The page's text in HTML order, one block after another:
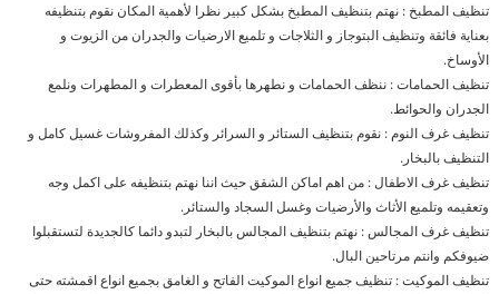
تنظيف المطبخ : نهتم بتنظيف المطبخ بشكل كبير نظرا لأهمية المكان نقوم بتنظيفه
بعناية فائقة وتنظيف البتوجاز و الثلاجات و تلميع الارضيات والجدران من الزيوت و
الأوساخ.
تنظيف الحمامات : ننظف الحمامات و نطهرها بأقوى المعطرات و المطهرات ونلمع
الجدران والحوائط.
تنظيف غرف النوم : نقوم بتنظيف الستائر و السرائر وكذلك المفروشات غسيل كامل و
التنظيف بالبخار.
تنظيف غرف الاطفال : من اهم اماكن الشقق حيث اننا نهتم بتنظيفه على اكمل وجه
وتعقيمه وتلميع الأثاث والأرضيات وغسل السجاد والستائر.
تنظيف غرف المجالس : نهتم بتنظيف المجالس بالبخار لتبدو دائما كالجديدة لتستقبلوا
ضيوفكم وانتم مرتاحين البال.
تنظيف الموكيت : تنظيف جميع انواع الموكيت الفاتح و الغامق بجميع انواع اقمشته حتى